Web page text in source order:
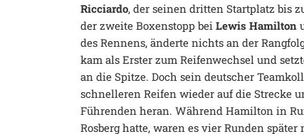
Ricciardo, der seinen dritten Startplatz bis
der zweite Boxenstopp beiLewis Hamilton
des Rennens, änderte nichts an der
kam als Erster zum Reifenwechsel und
an die Spitze. Doch sein deutscher
schnelleren Reifen wieder auf die Strecke
Führenden heran. Während Hamilton in
Rosberg hatte, waren es vier Runden